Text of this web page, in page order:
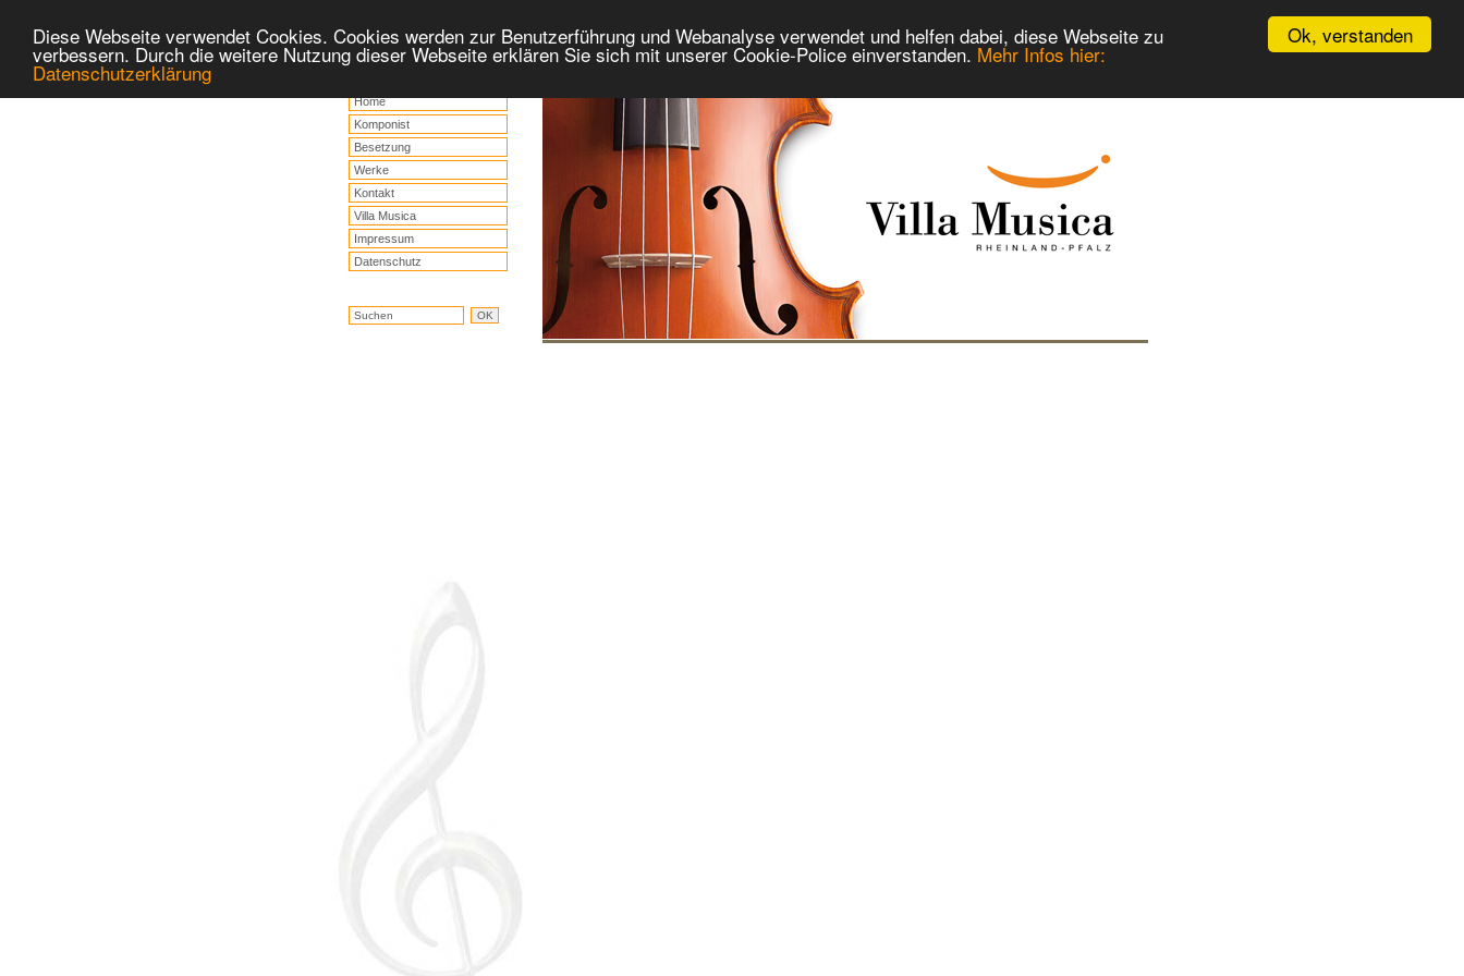
Ok, verstanden
Diese Webseite verwendet Cookies. Cookies werden zur Benutzerführung und Webanalyse verwendet und helfen dabei, diese Webseite zu
verbessern. Durch die weitere Nutzung dieser Webseite erklären Sie sich mit unserer Cookie-Police einverstanden. Mehr Infos hier:
Datenschutzerklärung
Home
Komponist
Besetzung
Werke
Kontakt
Villa Musica
Impressum
Datenschutz